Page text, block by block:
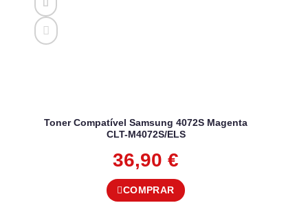
Toner Compatível Samsung 4072S Magenta
CLT-M4072S/ELS
36,90 €
COMPRAR